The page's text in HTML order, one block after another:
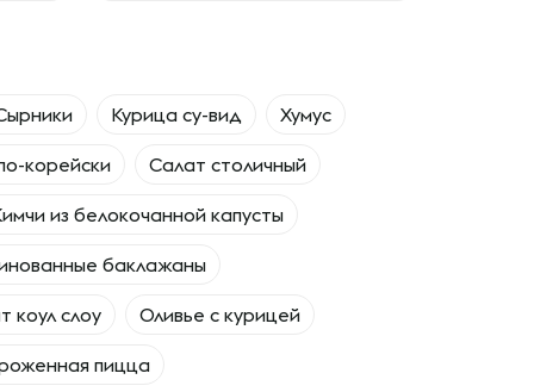
Курица су-вид Хумус
корейски Салат столичный
из белокочанной капусты
баклажаны
коул слоу Оливье с курицей
пицца